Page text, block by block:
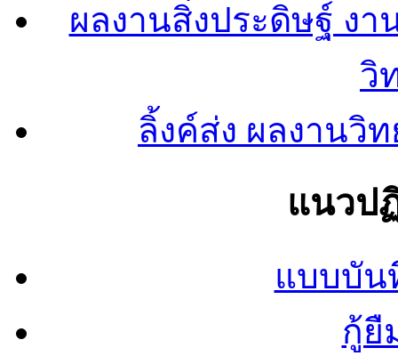
ผลงานสิ่งประดิษฐ์ งา
วิ
ลิ้งค์ส่ง ผลงานวิ
แนวป
แบบบัน
กู้ยื